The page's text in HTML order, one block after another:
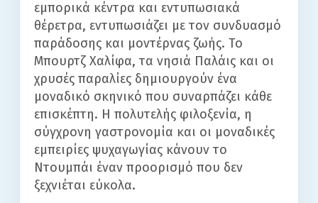
εμπορικά κέντρα και εντυπωσιακά
θέρετρα, εντυπωσιάζει με τον συνδυασμό
παράδοσης και μοντέρνας ζωής. Το
Μπουρτζ Χαλίφα, τα νησιά Παλάις και οι
χρυσές παραλίες δημιουργούν ένα
μοναδικό σκηνικό που συναρπάζει κάθε
επισκέπτη. Η πολυτελής φιλοξενία, η
σύγχρονη γαστρονομία και οι μοναδικές
εμπειρίες ψυχαγωγίας κάνουν το
Ντουμπάι έναν προορισμό που δεν
ξεχνιέται εύκολα.